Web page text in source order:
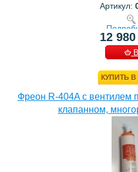
Артикул:
12
В
КУПИТЬ В
Фреон R-404A с вентилем
клапанном,